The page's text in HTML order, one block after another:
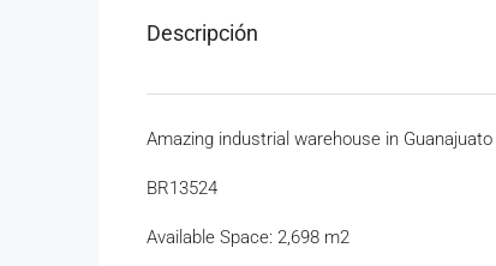
Descripción
Amazing industrial warehouse in
BR13524
Available Space: 2,698 m2